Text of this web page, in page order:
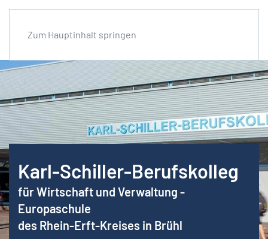
Zum Hauptinhalt springen
Karl-Schiller-Berufskolleg
für Wirtschaft und Verwaltung -
Europaschule
des Rhein-Erft-Kreises in Brühl